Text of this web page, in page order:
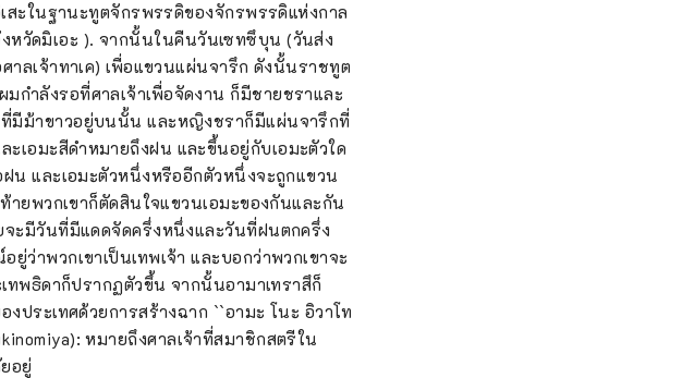
สะในฐานะทูตจักรพรรดิของจักรพรรดิแห่งกาล
หวัดมิเอะ ). จากนั้นในคืนวันเซทซึบุน (วันส่ง
ลเจ้าทาเค) เพื่อแขวนแผ่นจารึก ดังนั้นราชทูต
กำลังรอที่ศาลเจ้าเพื่อจัดงาน ก็มีชายชราและ
มีม้าขาวอยู่บนนั้น และหญิงชราก็มีแผ่นจารึกที่
เอมะสีดำหมายถึงฝน และขึ้นอยู่กับเอมะตัวใด
น และเอมะตัวหนึ่งหรืออีกตัวหนึ่งจะถูกแขวน
ายพวกเขาก็ตัดสินใจแขวนเอมะของกันและกัน
จะมีวันที่มีแดดจัดครึ่งหนึ่งและวันที่ฝนตกครึ่ง
ว่าพวกเขาเป็นเทพเจ้า และบอกว่าพวกเขาจะ
ทพธิดาก็ปรากฏตัวขึ้น จากนั้นอามาเทราสึก็
ประเทศด้วยการสร้างฉาก ``อามะ โนะ อิวาโท
หมายถึงศาลเจ้าที่สมาชิกสตรีใน
อยู่